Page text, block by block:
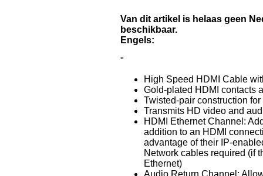
Van dit artikel is helaas geen
beschikbaar.
Engels:
"
High Speed HDMI Cable
Gold-plated HDMI contacts
Twisted-pair construction
Transmits HD video and
HDMI Ethernet Channel:
addition to an HDMI
advantage of their IP-
Network cables required (if
Ethernet)
Audio Return Channel: